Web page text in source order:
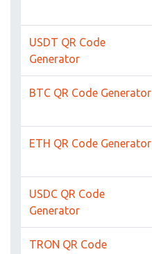
USDT QR Code
Generator
BTC QR Code Generator
ETH QR Code Generator
USDC QR Code
Generator
TRON QR Code